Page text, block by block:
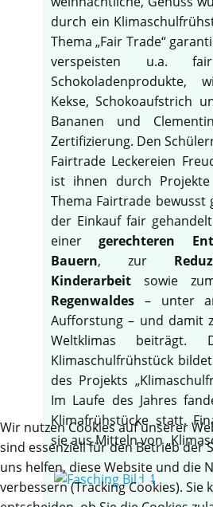
durch ein
Thema „Fair Trade“
verspeisten u.a.
Schokoladenprodukte,
Kekse, Schokoaufstrich
Bananen und
Zertifizierung. Den
Fairtrade Leckereien
ist ihnen durch
Thema Fairtrade bewusst
der Einkauf fair
einergerechteren
Bauern, zur
Kinderarbeit sowie
Regenwaldes – unter
Aufforstung – und damit
Weltklimas beiträgt.
Klimaschulfrühstück
des Projekts
Im Laufe des Jahres
Klimafrühstücke statt.
sie aus Mitteln von
Wir nutzen Cookies auf unserer
sind essenziell für den Betrieb der
uns helfen, diese Website und die
verbessern (Tracking Cookies). Sie